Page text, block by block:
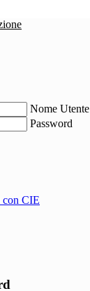
Nome Utente
Password
con CIE